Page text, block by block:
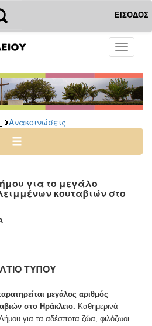
ΕΙΣΟΔΟΣ
Toggle
Ανακοινώσεις
για το μεγάλο
κουταβιών στο
ΤΥΠΟΥ
μεγάλος αριθμός
στο Ηράκλειο. Καθημερινά
για τα αδέσποτα ζώα, φιλόζωοι